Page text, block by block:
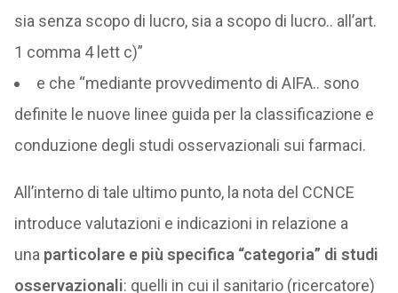
sia senza scopo di lucro, sia a scopo di lucro.. all’art.
1 comma 4 lett c)”
e che “mediante provvedimento di AIFA.. sono
definite le nuove linee guida per la classificazione e
conduzione degli studi osservazionali sui farmaci.
All’interno di tale ultimo punto, la nota del CCNCE
introduce valutazioni e indicazioni in relazione a
una particolare e più specifica “categoria” di studi
osservazionali: quelli in cui il sanitario (ricercatore)